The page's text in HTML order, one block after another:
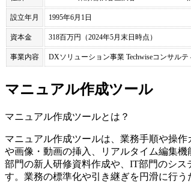
設立年月 1995年6月1日
資本金 318百万円（2024年5月末日時点）
事業内容 DXソリューション事業 Techwiseコンサル
マニュアル作成ツール
マニュアル作成ツールとは？
マニュアル作成ツールは、業務手順や操
や画像・動画の挿入、リアルタイム編集
部門の新人研修資料作成や、IT部門のシ
す。業務の標準化や引き継ぎを円滑に行う